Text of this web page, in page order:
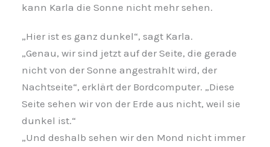
kann Karla die Sonne nicht mehr sehen.
„Hier ist es ganz dunkel“, sagt Karla.
„Genau, wir sind jetzt auf der Seite, die gerade
nicht von der Sonne angestrahlt wird, der
Nachtseite“, erklärt der Bordcomputer. „Diese
Seite sehen wir von der Erde aus nicht, weil sie
dunkel ist.“
„Und deshalb sehen wir den Mond nicht immer